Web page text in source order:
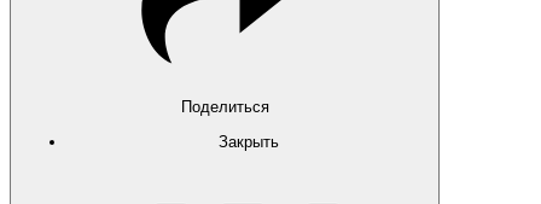
Поделиться
Закрыть